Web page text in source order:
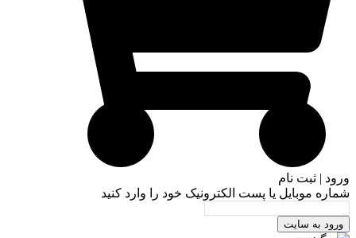
ورود | ثبت نام
شماره موبایل یا پست الکترونیک خود را وارد کنید
ورود به سایت